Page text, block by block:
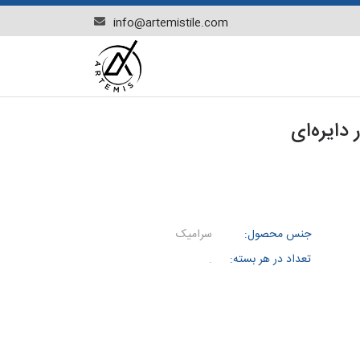
info@artemistile.com
جنس محصول:
سرامیک
تعداد در هر بسته: .